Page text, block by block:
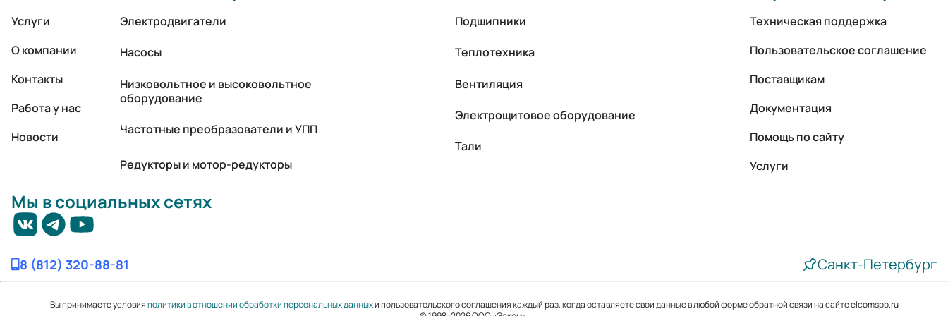
Услуги
О компании
Контакты
Работа у нас
Новости
Электродвигатели
Насосы
Низковольтное и высоковольтное
оборудование
Частотные преобразователи и УПП
Редукторы и мотор-редукторы
Подшипники
Теплотехника
Вентиляция
Электрощитовое оборудование
Тали
Техническая поддержка
Пользовательское соглашение
Поставщикам
Документация
Помощь по сайту
Услуги
Мы в социальных сетях
8 (812) 320-88-81 Санкт-Петербург
Вы принимаете условияполитики в отношении обработки персональных данныхи пользовательского соглашения каждый раз, когда оставляете свои данные в любой форме обратной связи на сайте elcomspb.ru